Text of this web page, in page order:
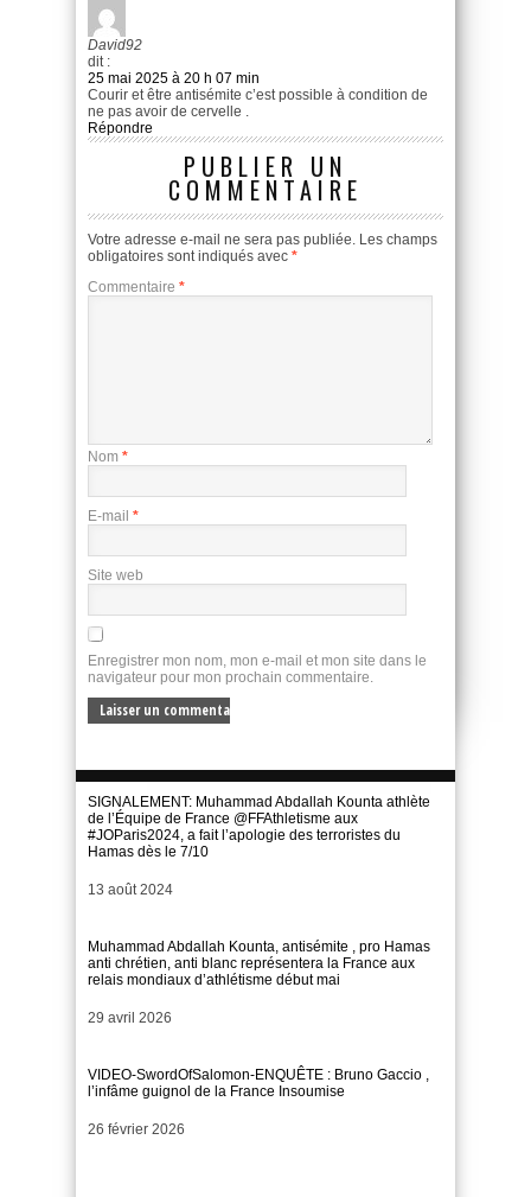
David92
dit :
25 mai 2025 à 20 h 07 min
Courir et être antisémite c’est possible à condition de
ne pas avoir de cervelle .
Répondre
PUBLIER UN
COMMENTAIRE
Votre adresse e-mail ne sera pas publiée. Les champs
obligatoires sont indiqués avec *
Commentaire *
Nom *
E-mail *
Site web
Enregistrer mon nom, mon e-mail et mon site dans le
navigateur pour mon prochain commentaire.
SIGNALEMENT: Muhammad Abdallah Kounta athlète
de l’Équipe de France @FFAthletisme aux
#JOParis2024, a fait l’apologie des terroristes du
Hamas dès le 7/10
Date
13 août 2024
Muhammad Abdallah Kounta, antisémite , pro Hamas
anti chrétien, anti blanc représentera la France aux
relais mondiaux d’athlétisme début mai
Date
29 avril 2026
VIDEO-SwordOfSalomon-ENQUÊTE : Bruno Gaccio ,
l’infâme guignol de la France Insoumise
Date
26 février 2026